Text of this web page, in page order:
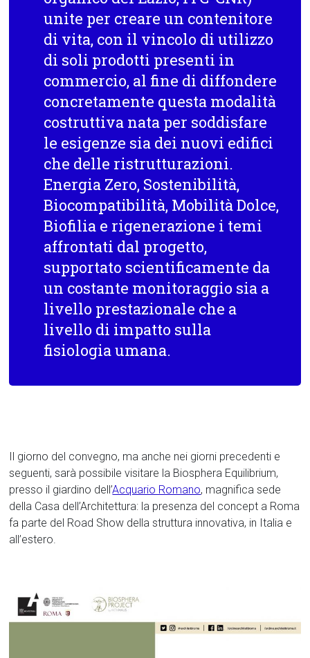
unite per creare un contenitore
di vita, con il vincolo di utilizzo
di soli prodotti presenti in
commercio, al fine di diffondere
concretamente questa modalità
costruttiva nata per soddisfare
le esigenze sia dei nuovi edifici
che delle ristrutturazioni.
Energia Zero, Sostenibilità,
Biocompatibilità, Mobilità Dolce,
Biofilia e rigenerazione i temi
affrontati dal progetto,
supportato scientificamente da
un costante monitoraggio sia a
livello prestazionale che a
livello di impatto sulla
fisiologia umana.
Il giorno del convegno, ma anche nei giorni precedenti e
seguenti, sarà possibile visitare la Biosphera Equilibrium,
presso il giardino dell’Acquario Romano, magnifica sede
della Casa dell’Architettura: la presenza del concept a Roma
fa parte del Road Show della struttura innovativa, in Italia e
all’estero.